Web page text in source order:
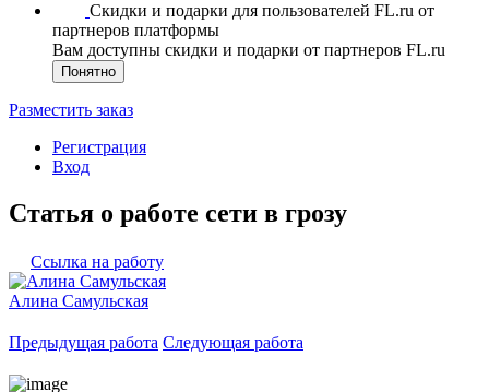
Скидки и подарки для пользователей FL.ru от
партнеров платформы
Вам доступны скидки и подарки от партнеров FL.ru
Понятно
Разместить заказ
Регистрация
Вход
Статья о работе сети в грозу
Ссылка на работу
Алина Самульская
Предыдущая работа Следующая работа